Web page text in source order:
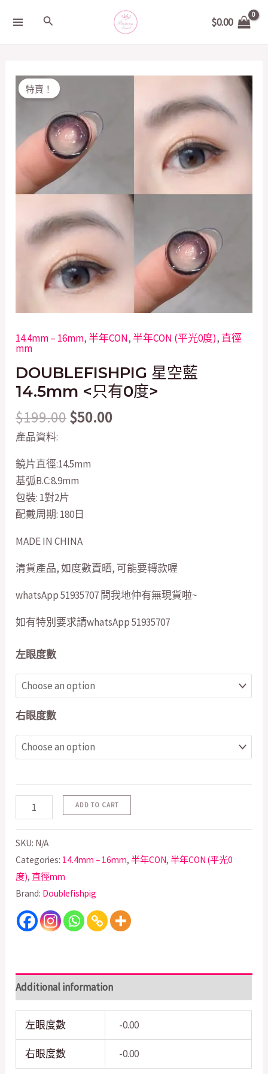
Search $0.00
特賣！
14.4mm – 16mm,半年CON,半年CON (平光0度), 直徑
mm
DOUBLEFISHPIG 星空藍
14.5mm <只有0度>
$199.00
was:
$199.00.
$50.00
$50.00.
產品資料:
鏡片直徑:14.5mm
基弧B.C:8.9mm
包裝: 1對2片
配戴周期: 180日
MADE IN CHINA
清貨產品, 如度數賣晒, 可能要轉款喔
whatsApp 51935707 問我地仲有無現貨啦~
如有特別要求請whatsApp 51935707
左眼度數
右眼度數
DOUBLEFISHPIG
星
14.5mm
quantity
ADD TO CART
SKU: N/A
Categories: 14.4mm – 16mm,半年CON,半年CON (平光0
度), 直徑mm
Brand: Doublefishpig
Additional information
左眼度數 -0.00
右眼度數 -0.00